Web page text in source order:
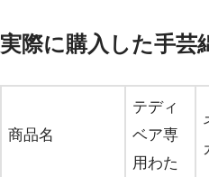
実際に購入した手芸
商品名
テディ
ベア専
用わた